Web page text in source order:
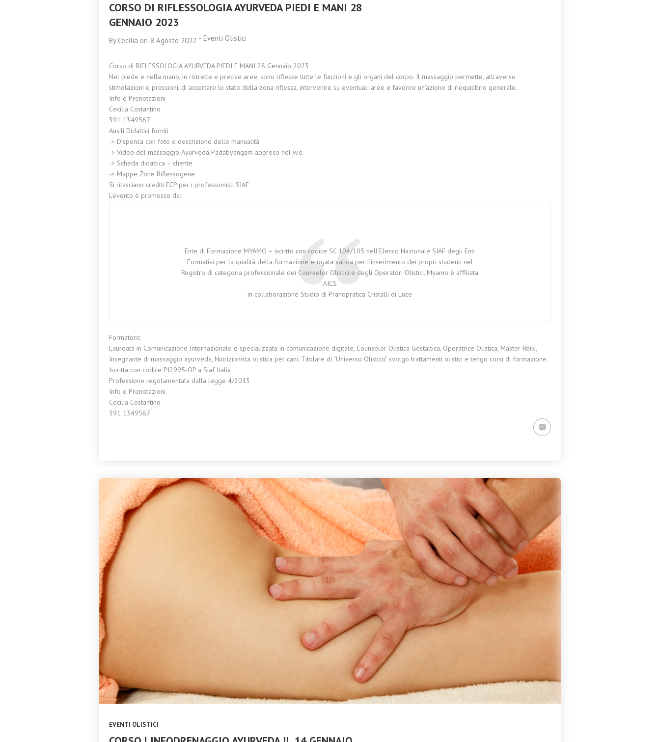
CORSO DI RIFLESSOLOGIA AYURVEDA PIEDI E MANI 28
GENNAIO 2023
By Cecilia on 8 Agosto 2022 - Eventi Olistici
Corso di RIFLESSOLOGIA AYURVEDA PIEDI E MANI 28 Gennaio 2023
Nel piede e nella mano, in ristrette e precise aree, sono riflesse tutte le funzioni e gli organi del corpo. Il massaggio permette, attraverso
stimolazioni e pressioni, di accertare lo stato della zona riflessa, intervenire su eventuali aree e favorire un’azione di riequilibrio generale.
Info e Prenotazioni
Cecilia Costantino
391 1349567
Ausili Didattici forniti
-> Dispensa con foto e descrizione delle manualità
-> Video del massaggio Ayurveda Padabyangam appreso nel w.e.
-> Scheda didattica – cliente
-> Mappe Zone Riflessogene
Si rilasciano crediti ECP per i professionisti SIAF
L’evento è promosso da:
Ente di Formazione MYAMO – iscritto con codice SC 104/105 nell’Elenco Nazionale SIAF degli Enti
Formativi per la qualità della formazione erogata valida per l’inserimento dei propri studenti nel
Registro di categoria professionale dei Counselor Olistici e degli Operatori Olistici. Myamo è affiliata
AICS
in collaborazione Studio di Pranopratica Cristalli di Luce
Formatore:
Laureata in Comunicazione Internazionale e specializzata in comunicazione digitale, Counselor Olistica Gestaltica, Operatrice Olistica, Master Reiki,
Insegnante di massaggio ayurveda, Nutrizionista olistica per cani. Titolare di “Universo Olistico” svolgo trattamenti olistici e tengo corsi di formazione.
Iscritta con codice PI2995-OP a Siaf Italia
Professione regolamentata dalla legge 4/2013
Info e Prenotazioni
Cecilia Costantino
391 1349567
EVENTI OLISTICI